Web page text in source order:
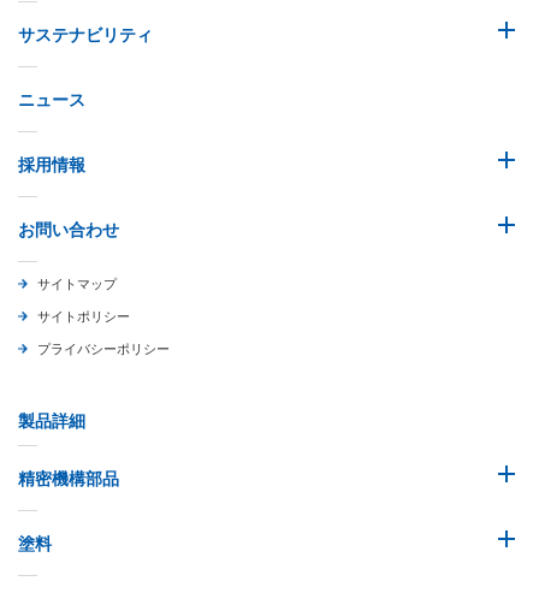
サステナビリティ
ニュース
採用情報
お問い合わせ
サイトマップ
サイトポリシー
プライバシーポリシー
製品詳細
精密機構部品
塗料